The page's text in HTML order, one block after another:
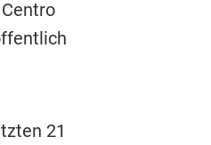
21